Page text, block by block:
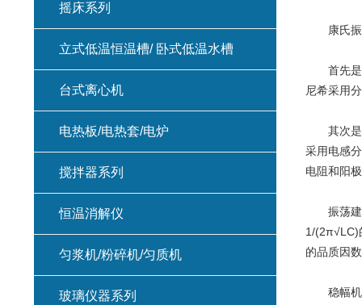
康氏振荡
首先是谐
尼希采用
其次是放
采用电感
电阻和阳
振荡建立
1/(2π√LC)
的品质因
稳幅机制
摇床系列
立式低温恒温槽/ 卧式低温水槽
台式离心机
电热板/电热套/电炉
搅拌器系列
恒温消解仪
匀浆机/粉碎机/匀质机
玻璃仪器系列